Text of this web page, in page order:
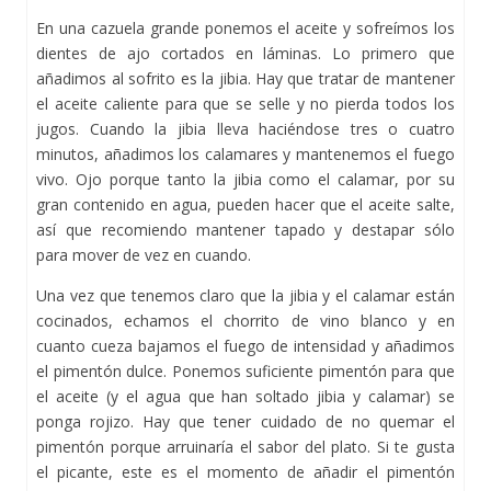
En una cazuela grande ponemos el aceite y sofreímos los
dientes de ajo cortados en láminas. Lo primero que
añadimos al sofrito es la jibia. Hay que tratar de mantener
el aceite caliente para que se selle y no pierda todos los
jugos. Cuando la jibia lleva haciéndose tres o cuatro
minutos, añadimos los calamares y mantenemos el fuego
vivo. Ojo porque tanto la jibia como el calamar, por su
gran contenido en agua, pueden hacer que el aceite salte,
así que recomiendo mantener tapado y destapar sólo
para mover de vez en cuando.
Una vez que tenemos claro que la jibia y el calamar están
cocinados, echamos el chorrito de vino blanco y en
cuanto cueza bajamos el fuego de intensidad y añadimos
el pimentón dulce. Ponemos suficiente pimentón para que
el aceite (y el agua que han soltado jibia y calamar) se
ponga rojizo. Hay que tener cuidado de no quemar el
pimentón porque arruinaría el sabor del plato. Si te gusta
el picante, este es el momento de añadir el pimentón